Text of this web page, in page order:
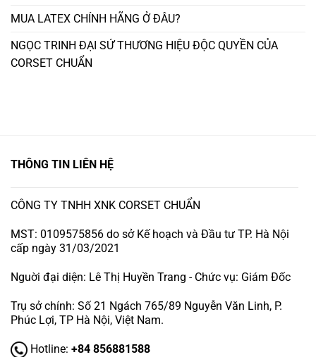
MUA LATEX CHÍNH HÃNG Ở ĐÂU?
NGỌC TRINH ĐẠI SỨ THƯƠNG HIỆU ĐỘC QUYỀN CỦA
CORSET CHUẨN
THÔNG TIN LIÊN HỆ
CÔNG TY TNHH XNK CORSET CHUẨN
MST: 0109575856 do sở Kế hoạch và Đầu tư TP. Hà Nội
cấp ngày 31/03/2021
Nguời đại diện: Lê Thị Huyền Trang - Chức vụ: Giám Đốc
Trụ sở chính: Số 21 Ngách 765/89 Nguyễn Văn Linh, P.
Phúc Lợi, TP Hà Nội, Việt Nam.
Hotline: +84 856881588